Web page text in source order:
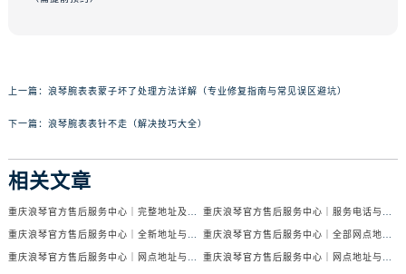
上一篇： 浪琴腕表表蒙子坏了处理方法详解（专业修复指南与常见误区避坑）
下一篇： 浪琴腕表表针不走（解决技巧大全）
相关文章